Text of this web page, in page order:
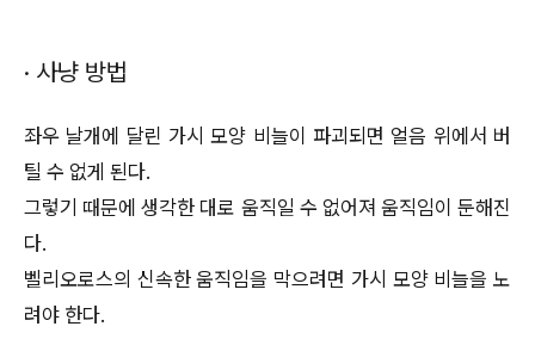
· 사냥 방법
좌우 날개에 달린 가시 모양 비늘이 파괴되면 얼음 위에서 버
틸 수 없게 된다.
그렇기 때문에 생각한 대로 움직일 수 없어져 움직임이 둔해진
다.
벨리오로스의 신속한 움직임을 막으려면 가시 모양 비늘을 노
려야 한다.